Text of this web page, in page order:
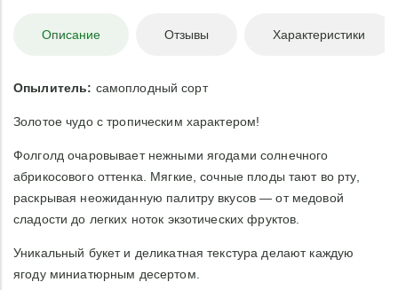
Описание Отзывы Характеристики
Опылитель: самоплодный сорт
Золотое чудо с тропическим характером!
Фолголд очаровывает нежными ягодами солнечного
абрикосового оттенка. Мягкие, сочные плоды тают во рту,
раскрывая неожиданную палитру вкусов — от медовой
сладости до легких ноток экзотических фруктов.
Уникальный букет и деликатная текстура делают каждую
ягоду миниатюрным десертом.